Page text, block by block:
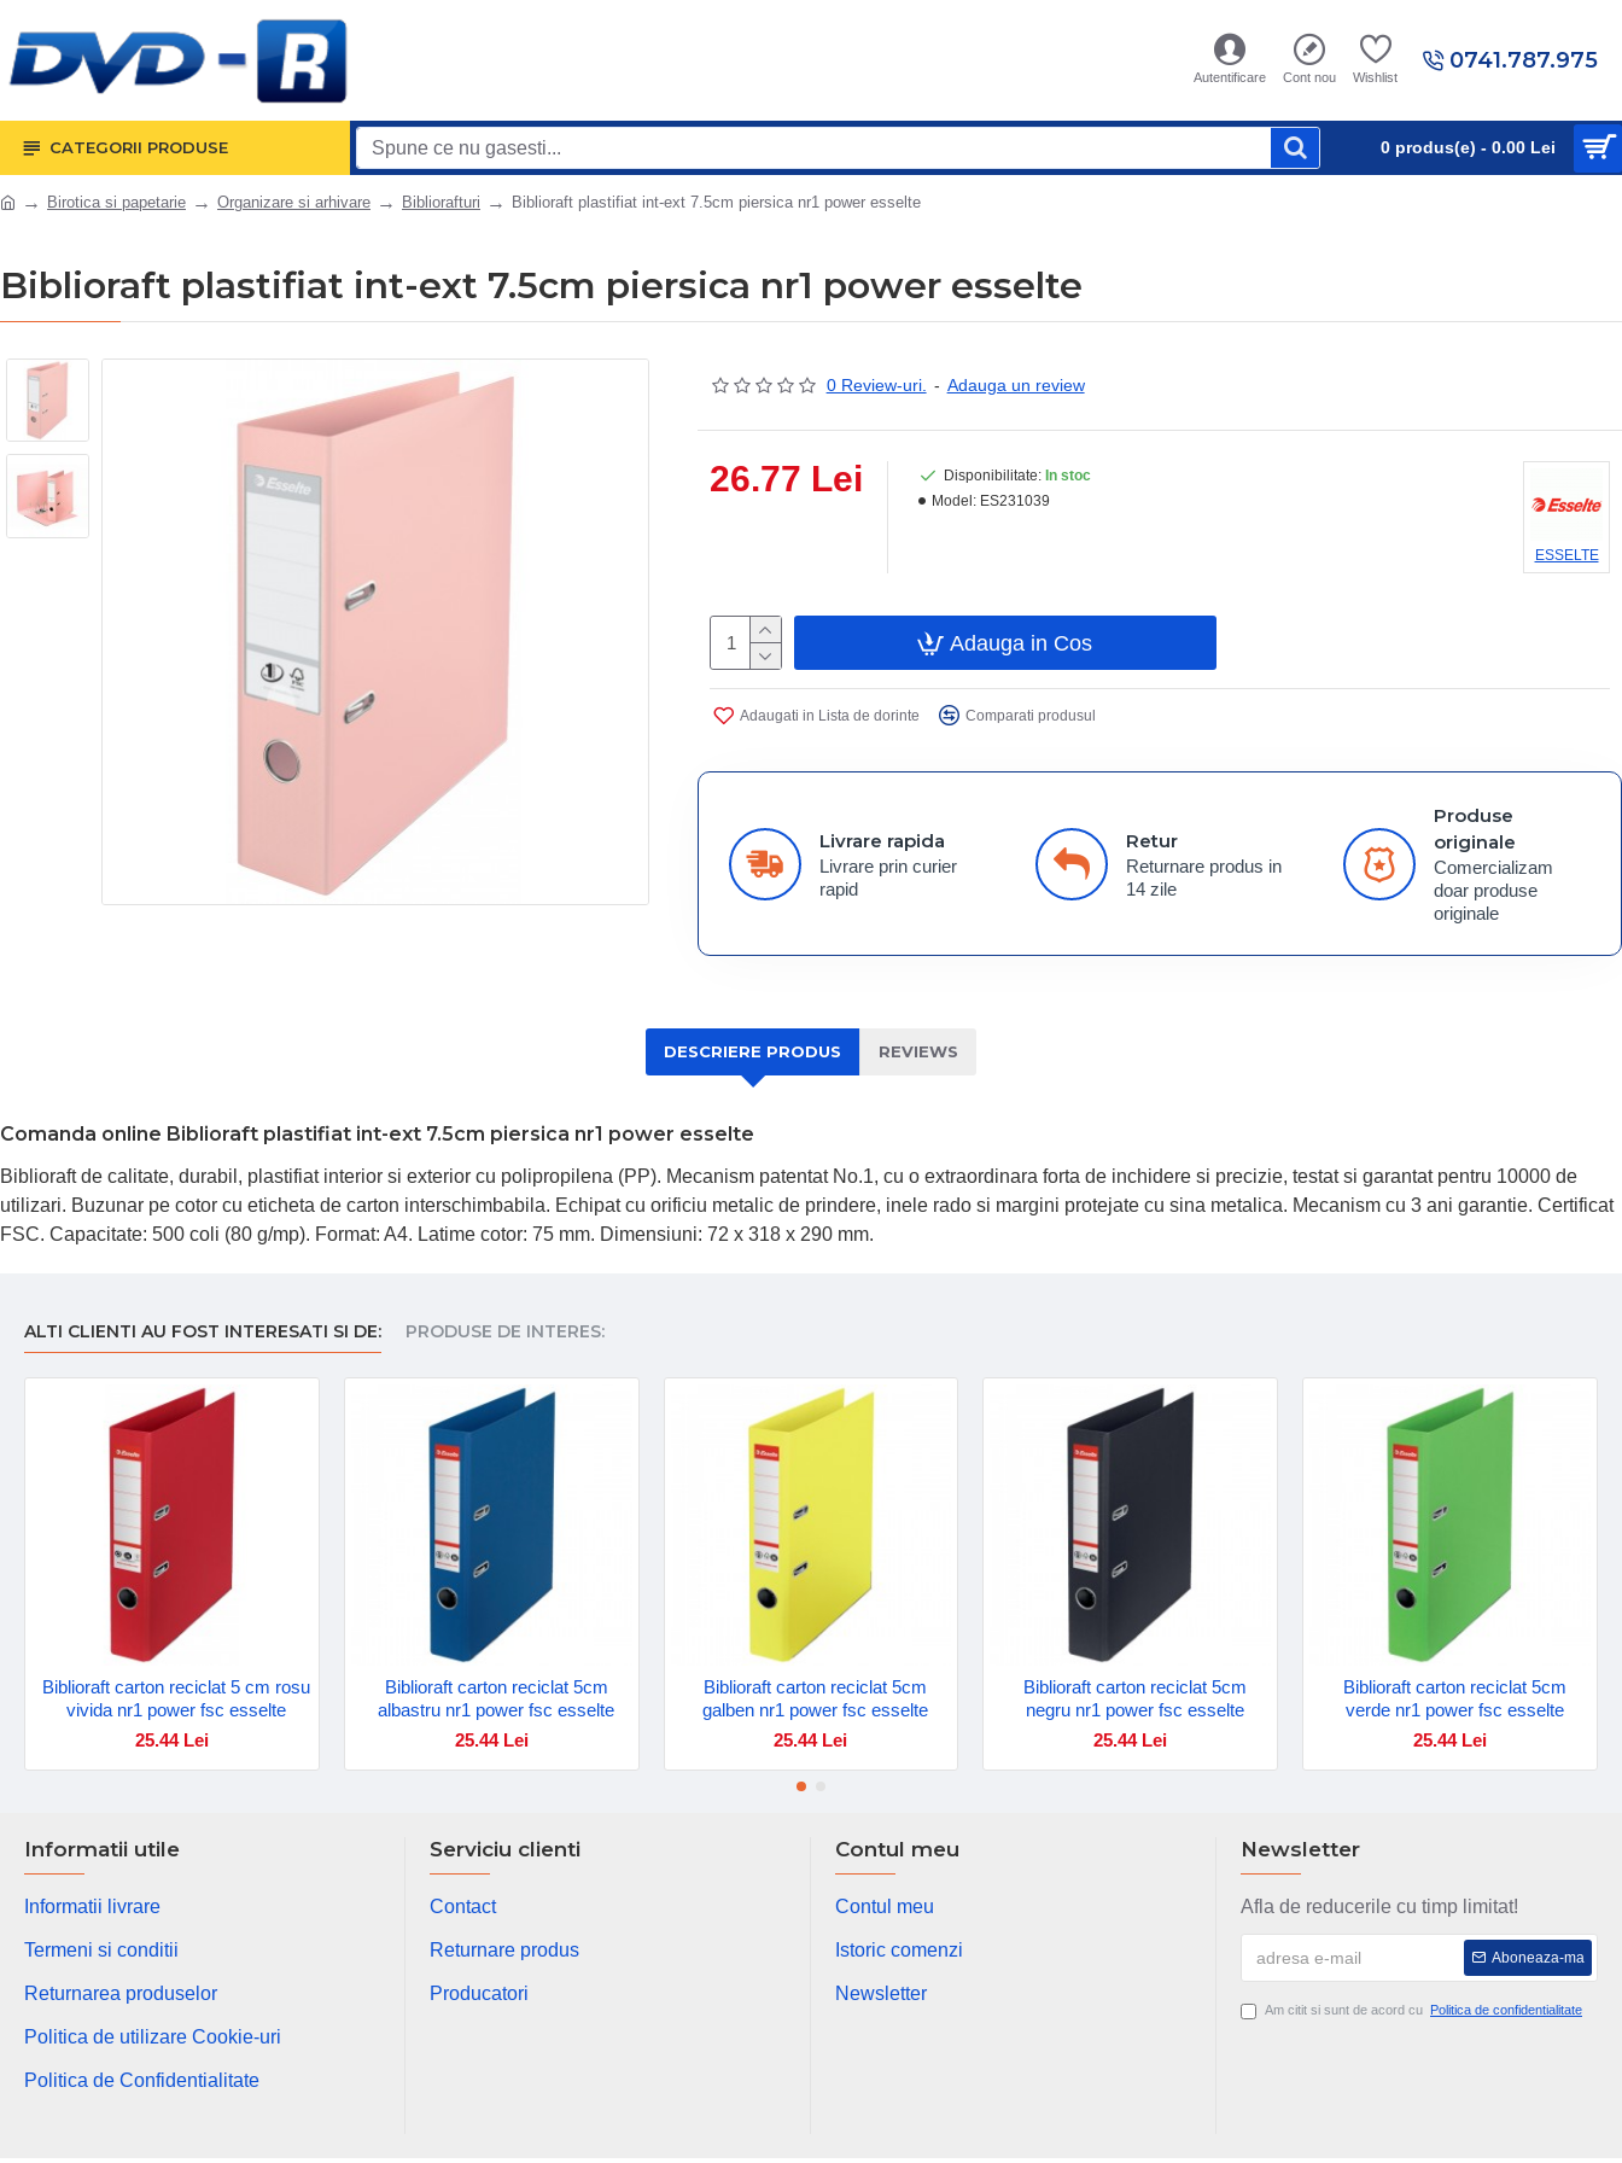
0741.787.975
Autentificare Cont nou Wishlist
CATEGORII PRODUSE 0 produs(e) - 0.00 Lei
Birotica si papetarie Organizare si arhivare Bibliorafturi Biblioraft plastifiat int-ext 7.5cm piersica nr1 power esselte
Biblioraft plastifiat int-ext 7.5cm piersica nr1 power esselte
0 Review-uri. - Adauga un review
26.77 Lei Disponibilitate: In stoc
Model: ES231039
ESSELTE
Adauga in Cos
Adaugati in Lista de dorinte Comparati produsul
Livrare rapida
Livrare prin curier
rapid
Retur
Returnare produs in
14 zile
Produse
originale
Comercializam
doar produse
originale
DESCRIERE PRODUS REVIEWS
Comanda online Biblioraft plastifiat int-ext 7.5cm piersica nr1 power esselte
Biblioraft de calitate, durabil, plastifiat interior si exterior cu polipropilena (PP). Mecanism patentat No.1, cu o extraordinara forta de inchidere si precizie, testat si garantat pentru 10000 de
utilizari. Buzunar pe cotor cu eticheta de carton interschimbabila. Echipat cu orificiu metalic de prindere, inele rado si margini protejate cu sina metalica. Mecanism cu 3 ani garantie. Certificat
FSC. Capacitate: 500 coli (80 g/mp). Format: A4. Latime cotor: 75 mm. Dimensiuni: 72 x 318 x 290 mm.
ALTI CLIENTI AU FOST INTERESATI SI DE: PRODUSE DE INTERES:
Biblioraft carton reciclat 5 cm rosu
vivida nr1 power fsc esselte
25.44 Lei
Biblioraft carton reciclat 5cm
albastru nr1 power fsc esselte
25.44 Lei
Biblioraft carton reciclat 5cm
galben nr1 power fsc esselte
25.44 Lei
Biblioraft carton reciclat 5cm
negru nr1 power fsc esselte
25.44 Lei
Biblioraft carton reciclat 5cm
verde nr1 power fsc esselte
25.44 Lei
Informatii utile
Informatii livrare
Termeni si conditii
Returnarea produselor
Politica de utilizare Cookie-uri
Politica de Confidentialitate
Serviciu clienti
Contact
Returnare produs
Producatori
Contul meu
Contul meu
Istoric comenzi
Newsletter
Newsletter
Afla de reducerile cu timp limitat!
Aboneaza-ma
Am citit si sunt de acord cu Politica de confidentialitate